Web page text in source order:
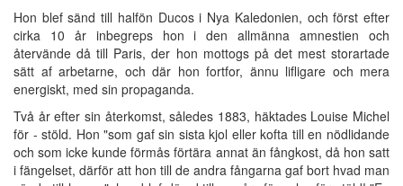
Hon blef sänd till halfön Ducos i Nya Kaledonien, och först efter
cirka 10 år inbegreps hon i den allmänna amnestien och
återvände då till Paris, der hon mottogs på det mest storartade
sätt af arbetarne, och där hon fortfor, ännu lifligare och mera
energiskt, med sin propaganda.
Två år efter sin återkomst, således 1883, häktades Louise Michel
för - stöld. Hon "som gaf sin sista kjol eller kofta till en nödlidande
och som icke kunde förmås förtära annat än fångkost, då hon satt
i fängelset, därför att hon till de andra fångarna gaf bort hvad man